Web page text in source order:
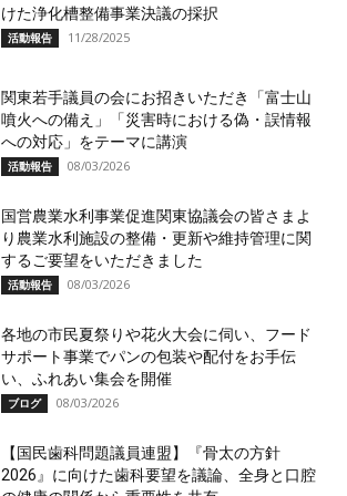
けた浄化槽整備事業決議の採択
活動報告 11/28/2025
関東若手議員の会にお招きいただき「富士山
噴火への備え」「災害時における偽・誤情報
への対応」をテーマに講演
活動報告 08/03/2026
国営農業水利事業促進関東協議会の皆さまよ
り農業水利施設の整備・更新や維持管理に関
するご要望をいただきました
活動報告 08/03/2026
各地の市民夏祭りや花火大会に伺い、フード
サポート事業でパンの包装や配付をお手伝
い、ふれあい集会を開催
ブログ 08/03/2026
【国民歯科問題議員連盟】『骨太の方針
2026』に向けた歯科要望を議論、全身と口腔